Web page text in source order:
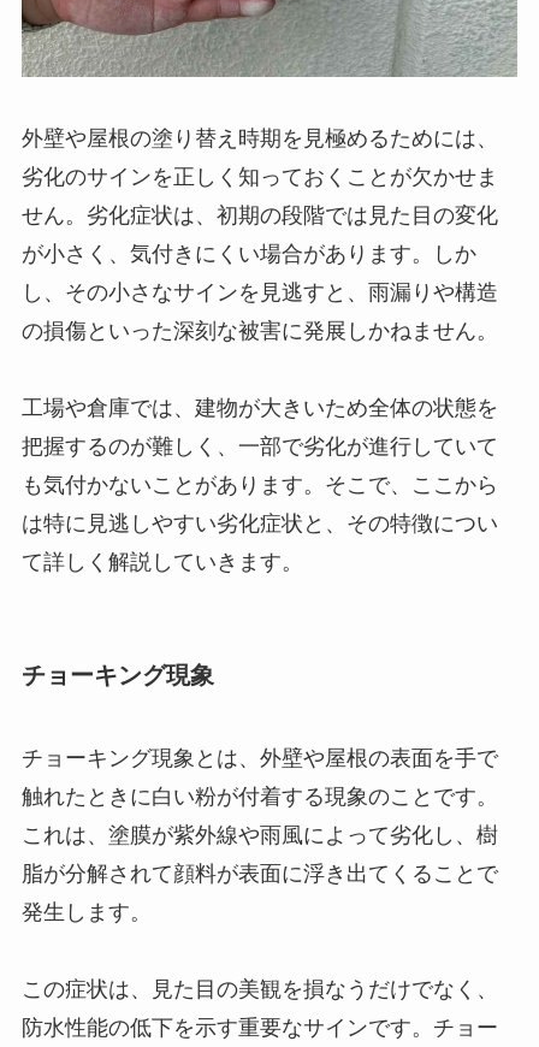
外壁や屋根の塗り替え時期を見極めるためには、
劣化のサインを正しく知っておくことが欠かせま
せん。劣化症状は、初期の段階では見た目の変化
が小さく、気付きにくい場合があります。しか
し、その小さなサインを見逃すと、雨漏りや構造
の損傷といった深刻な被害に発展しかねません。
工場や倉庫では、建物が大きいため全体の状態を
把握するのが難しく、一部で劣化が進行していて
も気付かないことがあります。そこで、ここから
は特に見逃しやすい劣化症状と、その特徴につい
て詳しく解説していきます。
チョーキング現象
チョーキング現象とは、外壁や屋根の表面を手で
触れたときに白い粉が付着する現象のことです。
これは、塗膜が紫外線や雨風によって劣化し、樹
脂が分解されて顔料が表面に浮き出てくることで
発生します。
この症状は、見た目の美観を損なうだけでなく、
防水性能の低下を示す重要なサインです。チョー